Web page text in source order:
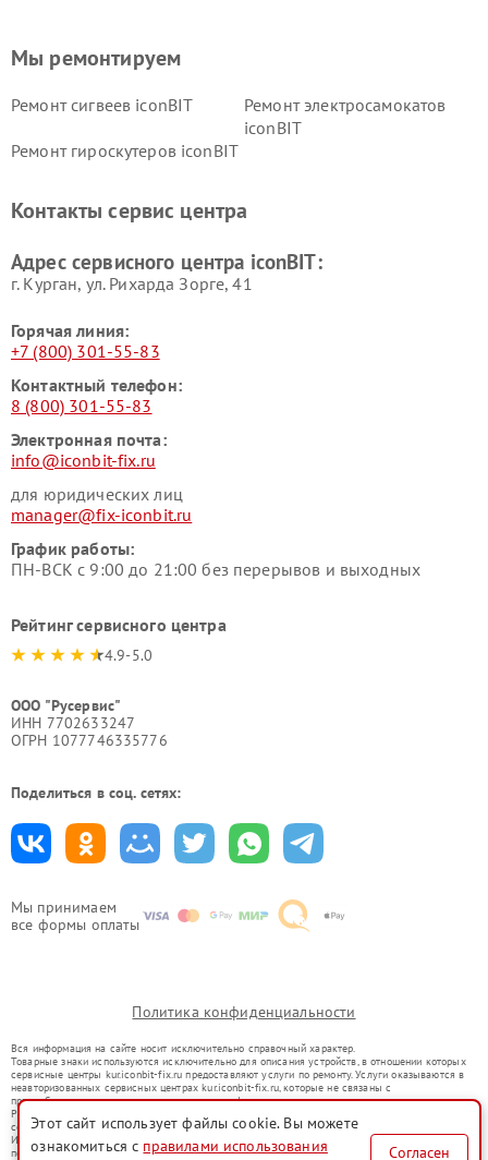
Мы принимаем
все формы оплаты
Мы ремонтируем
Ремонт сигвеев iconBIT
Ремонт электросамокатов
iconBIT
Ремонт гироскутеров iconBIT
Контакты сервис центра
Адрес сервисного центра iconBIT:
г. Курган, ул. Рихарда Зорге, 41
Горячая линия:
+7 (800) 301-55-83
Контактный телефон:
8 (800) 301-55-83
Электронная почта:
info@iconbit-fix.ru
для юридических лиц
manager@fix-iconbit.ru
График работы:
ПН-ВСК с 9:00 до 21:00 без перерывов и выходных
Рейтинг сервисного центра
4.9-5.0
ООО "Русервис"
ИНН 7702633247
ОГРН 1077746335776
Поделиться в соц. сетях:
Политика конфиденциальности
Вся информация на сайте носит исключительно справочный характер.
Товарные знаки используются исключительно для описания устройств, в отношении которых
сервисные центры kur.iconbit-fix.ru предоставляют услуги по ремонту. Услуги оказываются в
неавторизованных сервисных центрах kur.iconbit-fix.ru, которые не связаны с
правообладателями товарных знаков или их официальными представителями.
Ремонт осуществляется для устройств, уже введенных в гражданский оборот в соответствии
со статьей 1487 ГК РФ.
Использование товарных знаков не преследует цели индивидуализации услуг или введения
потребителей в заблуждение, а служит для информирования о предоставляемых услугах по
Этот сайт использует файлы cookie. Вы можете
ознакомиться с правилами использования
Согласен